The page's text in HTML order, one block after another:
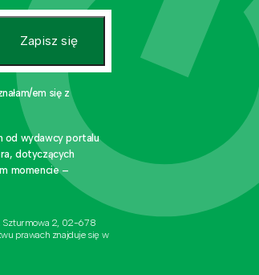
Zapisz się
em się z
od wydawcy portalu
dotyczących
momencie –
Szturmowa 2, 02-678
prawach znajduje się w